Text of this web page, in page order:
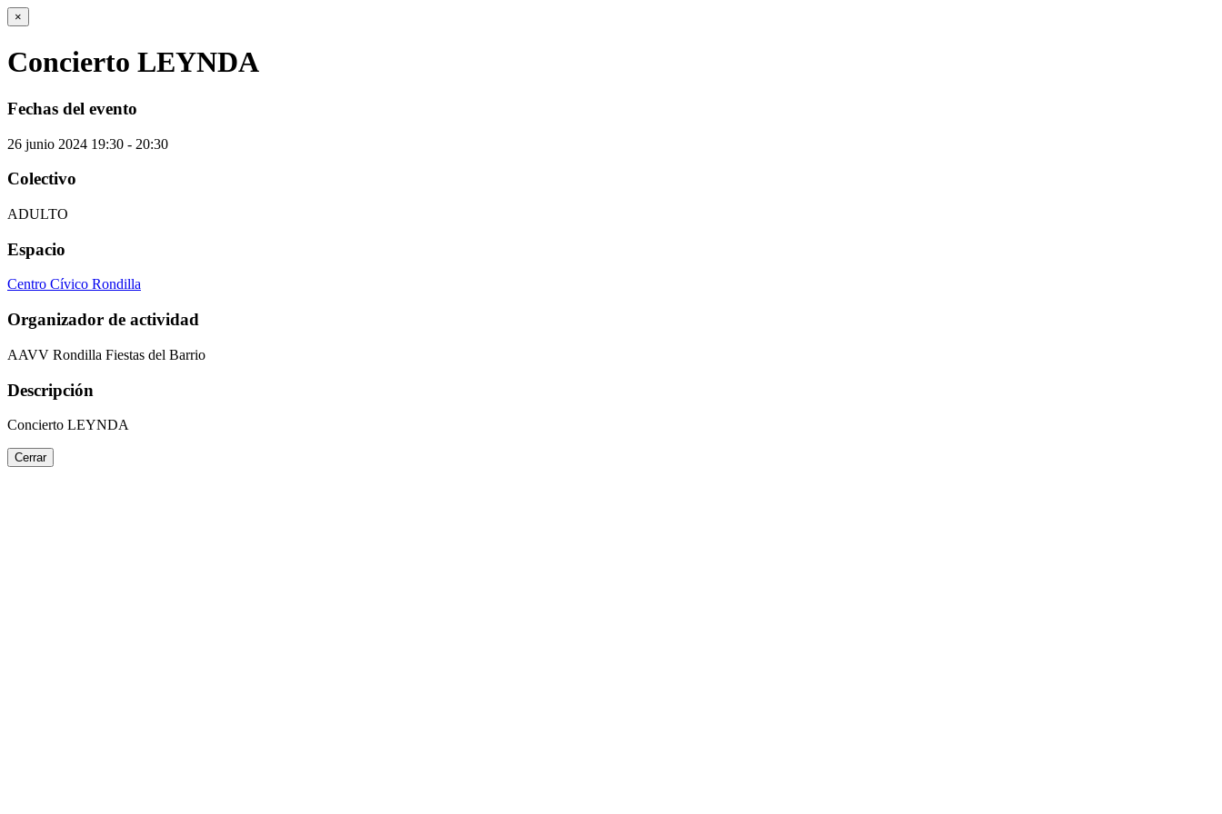
×
Concierto LEYNDA
Fechas del evento
26 junio 2024 19:30 - 20:30
Colectivo
ADULTO
Espacio
Centro Cívico Rondilla
Organizador de actividad
AAVV Rondilla Fiestas del Barrio
Descripción
Concierto LEYNDA
Cerrar